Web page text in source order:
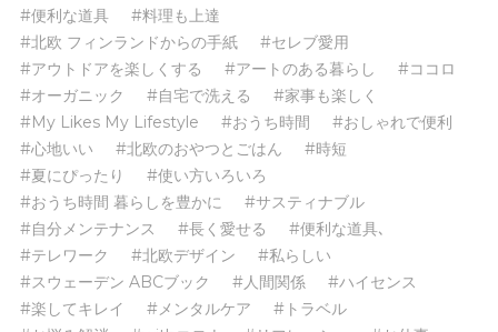
#便利な道具
#料理も上達
#北欧 フィンランドからの手紙
#セレブ愛用
#アウトドアを楽しくする
#アートのある暮らし
#ココロ
#オーガニック
#自宅で洗える
#家事も楽しく
#My Likes My Lifestyle
#おうち時間
#おしゃれで便利
#心地いい
#北欧のおやつとごはん
#時短
#夏にぴったり
#使い方いろいろ
#おうち時間 暮らしを豊かに
#サスティナブル
#自分メンテナンス
#長く愛せる
#便利な道具､
#テレワーク
#北欧デザイン
#私らしい
#スウェーデン ABCブック
#人間関係
#ハイセンス
#楽してキレイ
#メンタルケア
#トラベル